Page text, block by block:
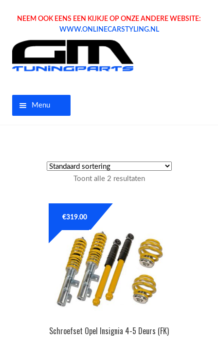
NEEM OOK EENS EEN KIJKJE OP ONZE ANDERE WEBSITE:
WWW.ONLINECARSTYLING.NL
Menu
Tuning parts
OPC Line
Bedrijfswagen parts
Inloggen / Registreren
Toont alle 2 resultaten
Schroefset Opel Insignia 4-5 Deurs (FK)
€319.00